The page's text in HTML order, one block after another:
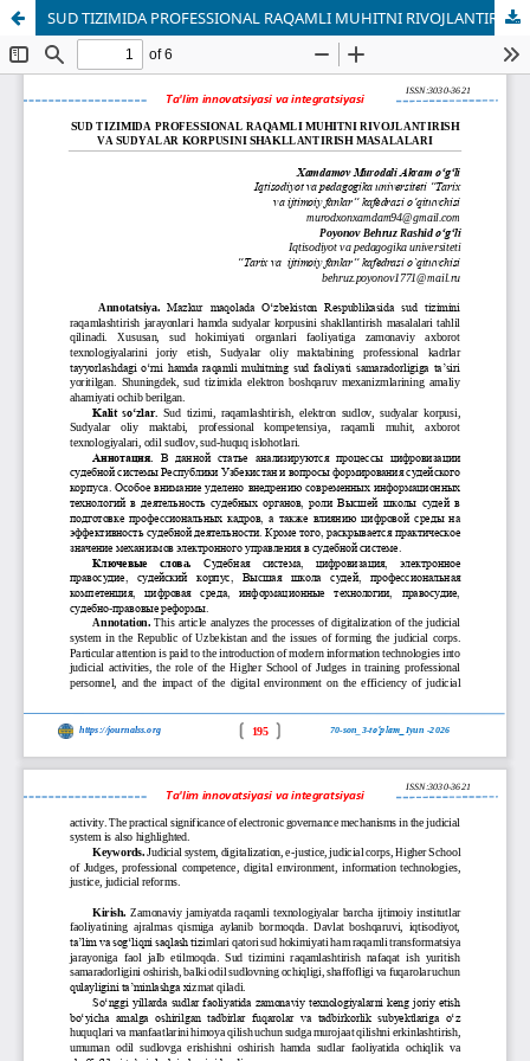
SUD TIZIMIDA PROFESSIONAL RAQAMLI MUHITNI RIVOJLANTIRISH VA SUDYALAR KORPUSINI SHAKLLANTIRISH MASALALARI